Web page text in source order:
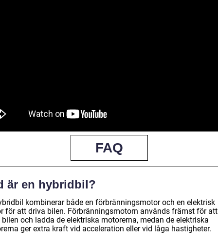
FAQ
är en hybridbil?
kombinerar både en förbränningsmotor och en elektrisk
för att driva bilen. Förbränningsmotorn används främst för att
och ladda de elektriska motorerna, medan de elektriska
ger extra kraft vid acceleration eller vid låga hastigheter.